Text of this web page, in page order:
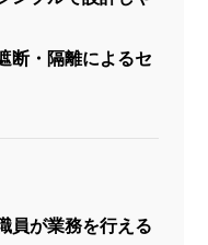
断・隔離によるセ
員が業務を行える